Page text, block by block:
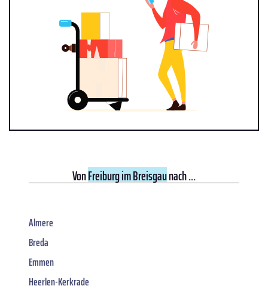
VonFreiburg im Breisgaunach ...
Almere
Breda
Emmen
Heerlen-Kerkrade